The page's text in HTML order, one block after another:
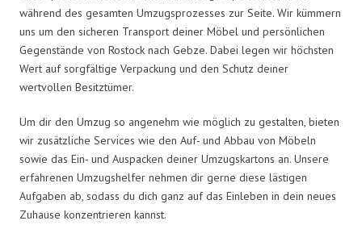
während des gesamten Umzugsprozesses zur Seite. Wir kümmern
uns um den sicheren Transport deiner Möbel und persönlichen
Gegenstände von Rostock nach Gebze. Dabei legen wir höchsten
Wert auf sorgfältige Verpackung und den Schutz deiner
wertvollen Besitztümer.
Um dir den Umzug so angenehm wie möglich zu gestalten, bieten
wir zusätzliche Services wie den Auf- und Abbau von Möbeln
sowie das Ein- und Auspacken deiner Umzugskartons an. Unsere
erfahrenen Umzugshelfer nehmen dir gerne diese lästigen
Aufgaben ab, sodass du dich ganz auf das Einleben in dein neues
Zuhause konzentrieren kannst.